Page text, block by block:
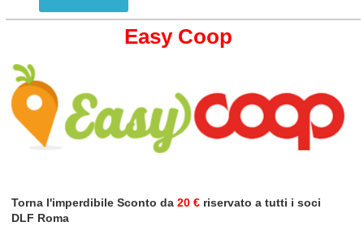
Easy Coop
Torna l'imperdibile Sconto da 20 € riservato a tutti i soci
DLF Roma